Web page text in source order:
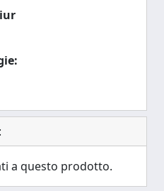
a questo prodotto.